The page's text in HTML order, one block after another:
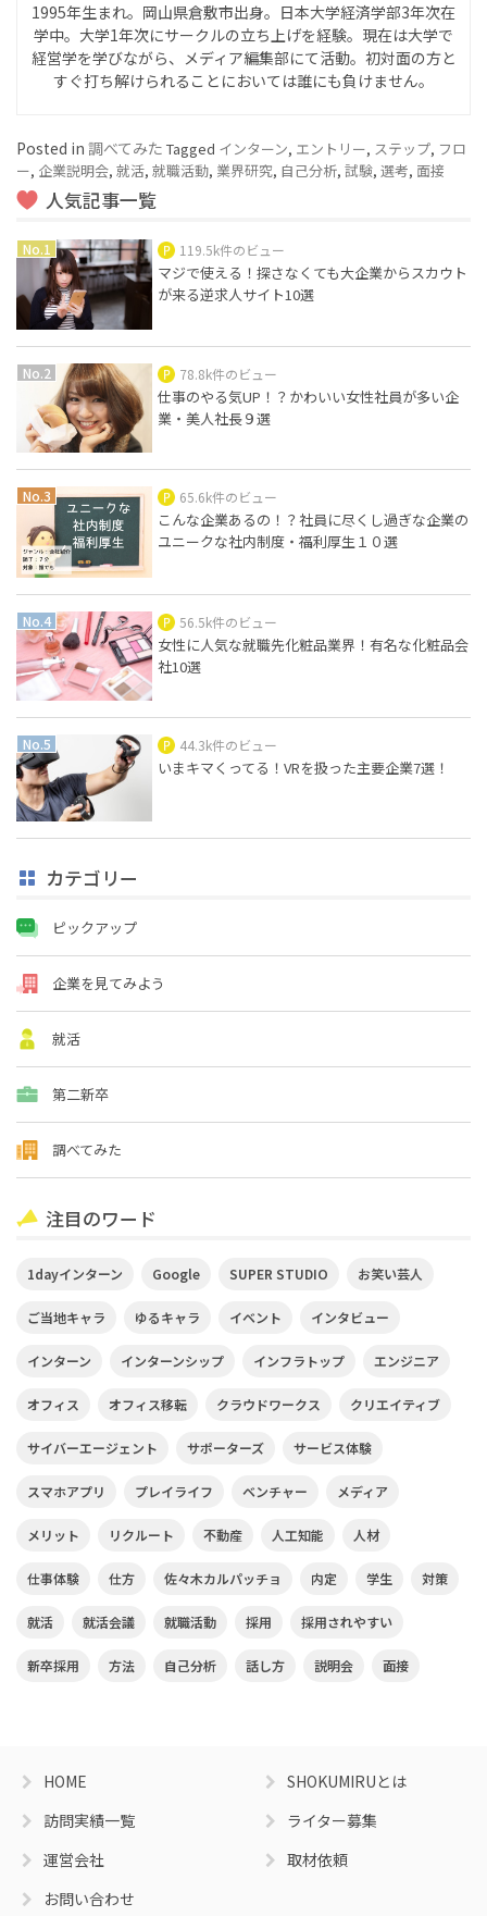
1995年生まれ。岡山県倉敷市出身。日本大学経済学部3年次在
学中。大学1年次にサークルの立ち上げを経験。現在は大学で
経営学を学びながら、メディア編集部にて活動。初対面の方と
すぐ打ち解けられることにおいては誰にも負けません。
Posted in 調べてみた Tagged インターン, エントリー, ステップ, フロ
ー, 企業説明会, 就活, 就職活動, 業界研究, 自己分析, 試験, 選考, 面接
人気記事一覧
119.5k件のビュー
マジで使える！探さなくても大企業からスカウト
が来る逆求人サイト10選
78.8k件のビュー
仕事のやる気UP！？かわいい女性社員が多い企
業・美人社長９選
65.6k件のビュー
こんな企業あるの！？社員に尽くし過ぎな企業の
ユニークな社内制度・福利厚生１０選
56.5k件のビュー
女性に人気な就職先化粧品業界！有名な化粧品会
社10選
44.3k件のビュー
いまキマくってる！VRを扱った主要企業7選！
カテゴリー
ピックアップ
企業を見てみよう
就活
第二新卒
調べてみた
注目のワード
1dayインターン Google SUPER STUDIO お笑い芸人
ご当地キャラ ゆるキャラ イベント インタビュー
インターン インターンシップ インフラトップ エンジニア
オフィス オフィス移転 クラウドワークス クリエイティブ
サイバーエージェント サポーターズ サービス体験
スマホアプリ プレイライフ ベンチャー メディア
メリット リクルート 不動産 人工知能 人材
仕事体験 仕方 佐々木カルパッチョ 内定 学生 対策
就活 就活会議 就職活動 採用 採用されやすい
新卒採用 方法 自己分析 話し方 説明会 面接
HOME
SHOKUMIRUとは
訪問実績一覧
ライター募集
運営会社
取材依頼
お問い合わせ